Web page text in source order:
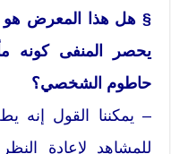
§ هل هذا المعرض هو
يحصر المنفى كونه
حاطوم الشخصي؟
– يمكننا القول إنه
للمشاهد لإعادة